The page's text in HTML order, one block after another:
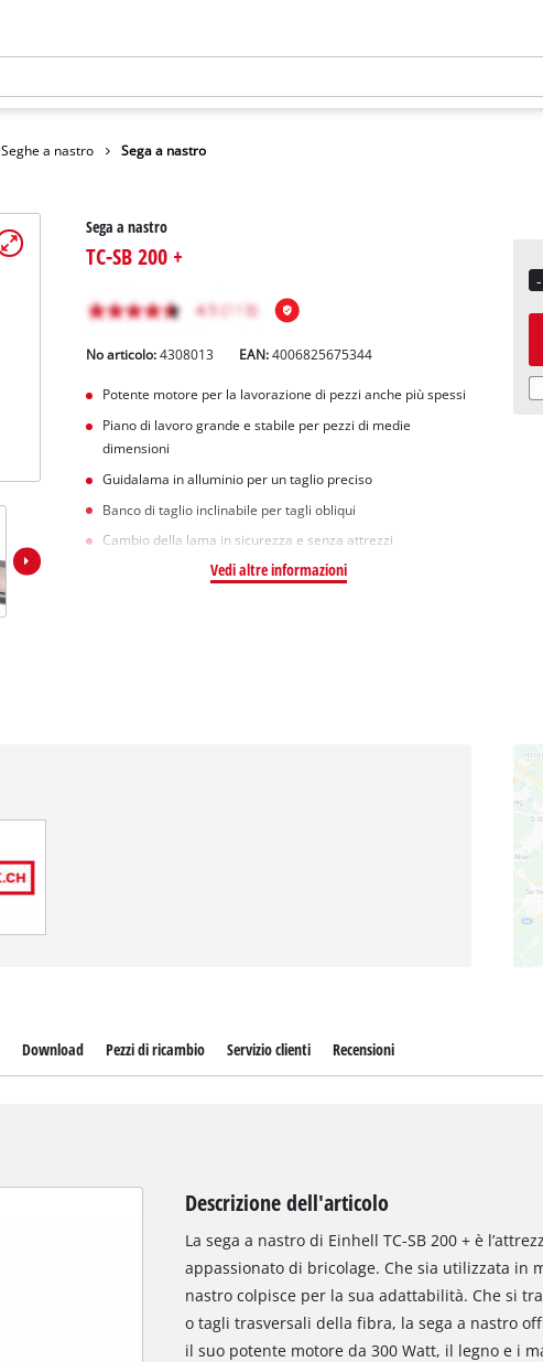
Seghe a nastro Sega a nastro
Sega a nastro
TC-SB 200 +
No articolo:4308013 EAN:4006825675344
Potente motore per la lavorazione di pezzi anche più spessi
Piano di lavoro grande e stabile per pezzi di medie
dimensioni
Guidalama in alluminio per un taglio preciso
Banco di taglio inclinabile per tagli obliqui
Cambio della lama in sicurezza e senza attrezzi
Vedi altre informazioni
-
Download Pezzi di ricambio Servizio clienti Recensioni
Descrizione dell'articolo
La sega a nastro di Einhell TC-SB 200 + è
appassionato di bricolage. Che sia utilizzata in
nastro colpisce per la sua adattabilità. Che si
o tagli trasversali della fibra, la sega a nastro
il suo potente motore da 300 Watt, il legno e i